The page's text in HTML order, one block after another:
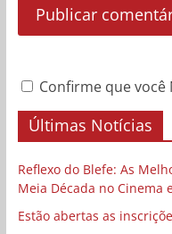
Confirme que você
Últimas Notícias
Reflexo do Blefe: As
Meia Década no Cinema
Estão abertas as